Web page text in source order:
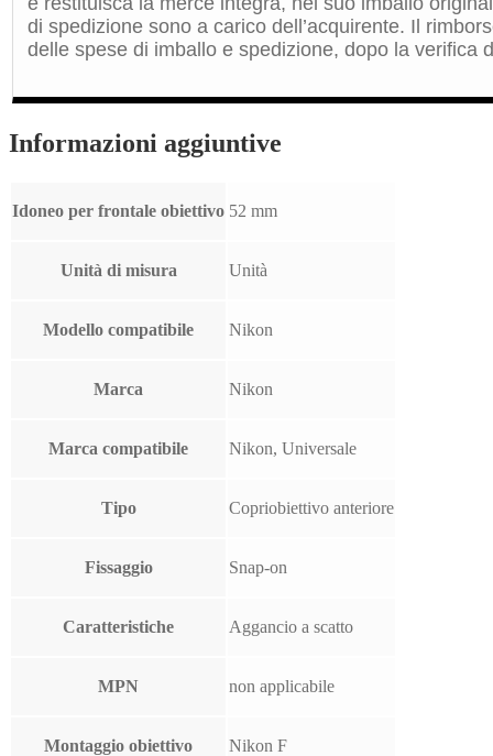
di spedizione sono a carico dell’acquirente. Il
delle spese di imballo e spedizione, dopo la verifica
Informazioni aggiuntive
Idoneo per frontale obiettivo 52 mm
Unità di misura Unità
Modello compatibile Nikon
Marca Nikon
Marca compatibile Nikon, Universale
Tipo Copriobiettivo anteriore
Fissaggio Snap-on
Caratteristiche Aggancio a scatto
MPN non applicabile
Montaggio obiettivo Nikon F